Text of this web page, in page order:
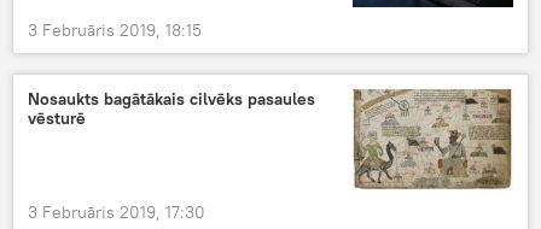
3 Februāris 2019, 18:15
Nosaukts bagātākais cilvēks pasaules
vēsturē
3 Februāris 2019, 17:30